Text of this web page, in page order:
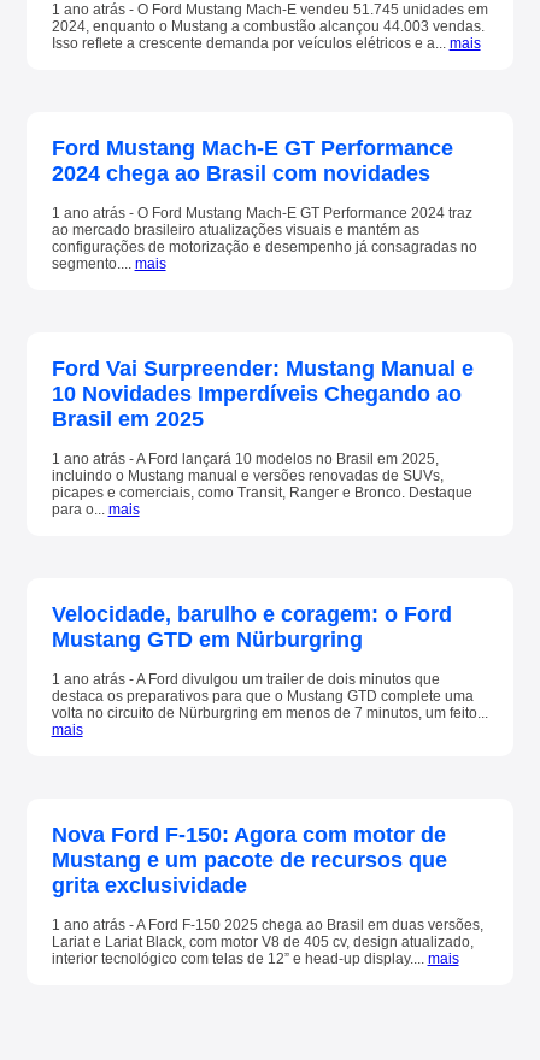
1 ano atrás - O Ford Mustang Mach-E vendeu 51.745 unidades em
2024, enquanto o Mustang a combustão alcançou 44.003 vendas.
Isso reflete a crescente demanda por veículos elétricos e a... mais
Ford Mustang Mach-E GT Performance
2024 chega ao Brasil com novidades
1 ano atrás - O Ford Mustang Mach-E GT Performance 2024 traz
ao mercado brasileiro atualizações visuais e mantém as
configurações de motorização e desempenho já consagradas no
segmento.... mais
Ford Vai Surpreender: Mustang Manual e
10 Novidades Imperdíveis Chegando ao
Brasil em 2025
1 ano atrás - A Ford lançará 10 modelos no Brasil em 2025,
incluindo o Mustang manual e versões renovadas de SUVs,
picapes e comerciais, como Transit, Ranger e Bronco. Destaque
para o... mais
Velocidade, barulho e coragem: o Ford
Mustang GTD em Nürburgring
1 ano atrás - A Ford divulgou um trailer de dois minutos que
destaca os preparativos para que o Mustang GTD complete uma
volta no circuito de Nürburgring em menos de 7 minutos, um feito...
mais
Nova Ford F-150: Agora com motor de
Mustang e um pacote de recursos que
grita exclusividade
1 ano atrás - A Ford F-150 2025 chega ao Brasil em duas versões,
Lariat e Lariat Black, com motor V8 de 405 cv, design atualizado,
interior tecnológico com telas de 12” e head-up display.... mais